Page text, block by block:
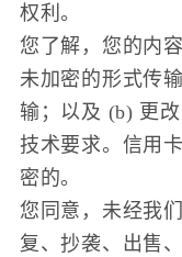
权利。
您了解，您的内
未加密的形式传
输；以及 (b) 更
技术要求。信用
密的。
您同意，未经我
复、抄袭、出售